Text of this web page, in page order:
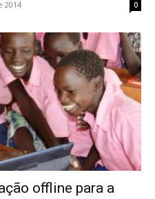
2014 0
offline para a